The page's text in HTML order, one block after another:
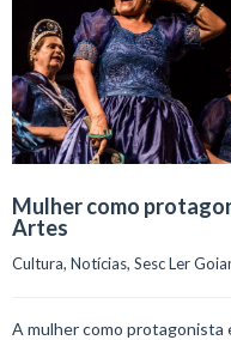
Mulher como
Artes
Cultura, Notícias, Sesc Ler
A mulher como protagonista